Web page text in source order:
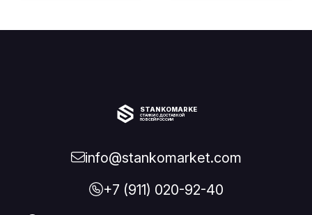
STANKOMARKET
СТАНКИ С ДОСТАВКОЙ
ПО ВСЕЙ РОССИИ
info@stankomarket.com
+7 (911) 020-92-40